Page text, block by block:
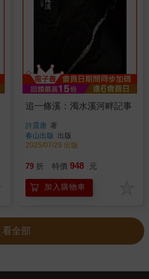
追一條溪：濁水溪河畔記事
許震唐 著
春山出版
出版
2025/07/29 出版
79 折 特價 948 元
加入購物車
看全部